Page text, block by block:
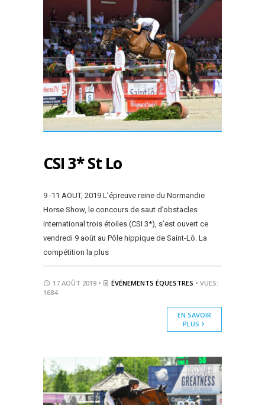
CSI 3* St Lo
9 -11 AOUT, 2019 L’épreuve reine du Normandie
Horse Show, le concours de saut d’obstacles
international trois étoiles (CSI 3*), s’est ouvert ce
vendredi 9 août au Pôle hippique de Saint-Lô. La
compétition la plus
17 AOÛT 2019 • ÉVÉNEMENTS ÉQUESTRES • VUES:
1684
EN SAVOIR
PLUS